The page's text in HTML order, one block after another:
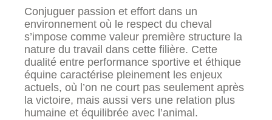
Conjuguer passion et effort dans un
environnement où le respect du cheval
s’impose comme valeur première structure la
nature du travail dans cette filière. Cette
dualité entre performance sportive et éthique
équine caractérise pleinement les enjeux
actuels, où l’on ne court pas seulement après
la victoire, mais aussi vers une relation plus
humaine et équilibrée avec l’animal.